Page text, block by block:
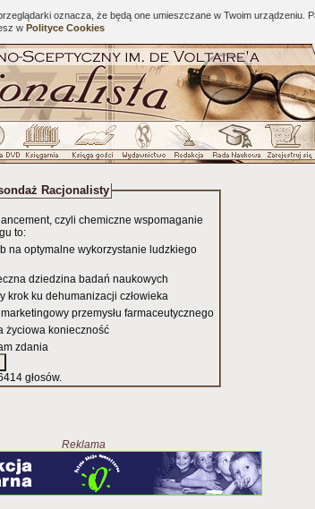
oznacza, że będą one umieszczane w Twoim urządzeniu.
w Polityce Cookies
Racjonalisty
czyli chemiczne wspomaganie
to:
na optymalne wykorzystanie ludzkiego
dziedzina badań naukowych
krok ku dehumanizacji człowieka
przemysłu farmaceutycznego
życiowa konieczność
zdania
głosów.
Reklama